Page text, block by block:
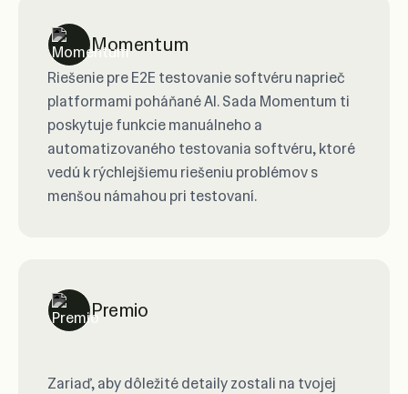
Momentum
Riešenie pre E2E testovanie softvéru naprieč
platformami poháňané AI. Sada Momentum ti
poskytuje funkcie manuálneho a
automatizovaného testovania softvéru, ktoré
vedú k rýchlejšiemu riešeniu problémov s
menšou námahou pri testovaní.
Premio
Zariaď, aby dôležité detaily zostali na tvojej